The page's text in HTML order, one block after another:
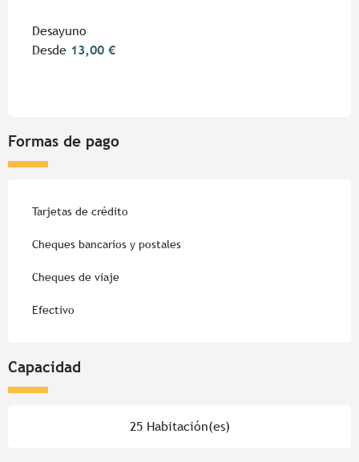
Desayuno
Desde 13,00 €
Formas de pago
Tarjetas de crédito
Cheques bancarios y postales
Cheques de viaje
Efectivo
Capacidad
25 Habitación(es)